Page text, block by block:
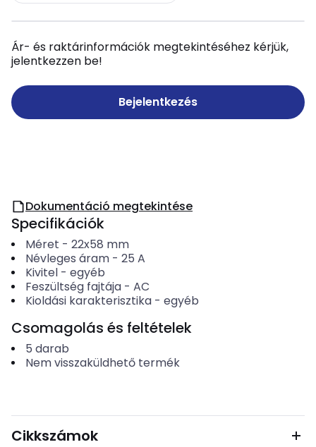
Ár- és raktárinformációk megtekintéséhez kérjük,
jelentkezzen be!
Bejelentkezés
Dokumentáció megtekintése
Specifikációk
Méret - 22x58 mm
Névleges áram- 25 A
Kivitel- egyéb
Feszültség fajtája- AC
Kioldási karakterisztika- egyéb
Csomagolás és feltételek
5 darab
Nem visszaküldhető termék
Cikkszámok